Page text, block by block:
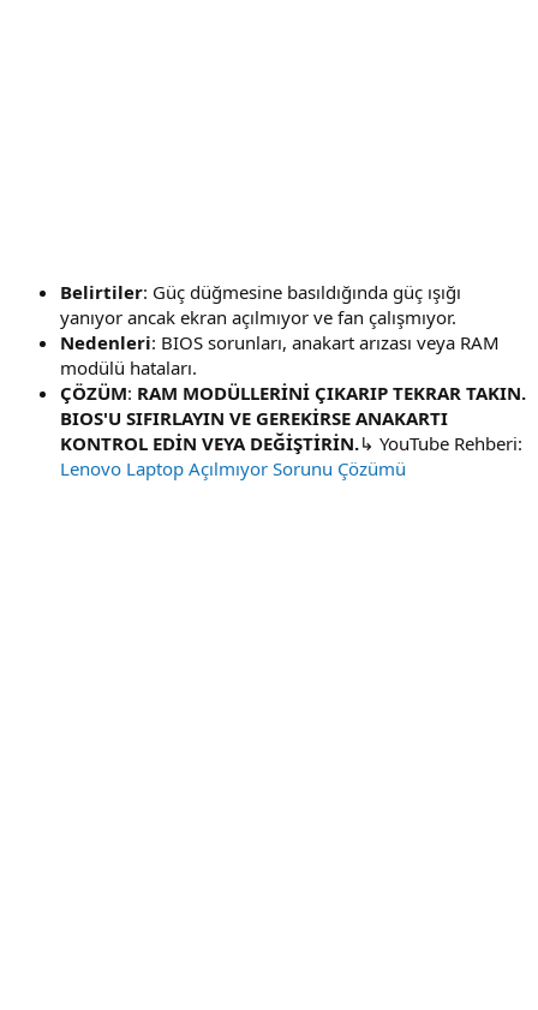
Belirtiler: Güç düğmesine basıldığında güç ışığı
yanıyor ancak ekran açılmıyor ve fan çalışmıyor.
Nedenleri: BIOS sorunları, anakart arızası veya RAM
modülü hataları.
ÇÖZÜM: RAM MODÜLLERİNİ ÇIKARIP TEKRAR TAKIN.
BIOS'U SIFIRLAYIN VE GEREKİRSE ANAKARTI
KONTROL EDİN VEYA DEĞİŞTİRİN.↳ YouTube Rehberi:
Lenovo Laptop Açılmıyor Sorunu Çözümü